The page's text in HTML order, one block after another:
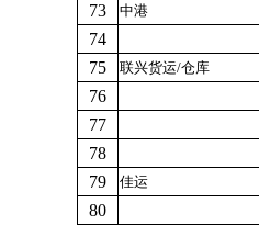
73 中港
74
75
联兴货运/仓库
76
77
78
79
佳运
80